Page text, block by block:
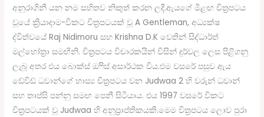
අනුරාගිනී යන නම සහිතව නිකුත් කරන ලදී.ඇයගේ මීළඟ චිත්‍රපටය
වූයේ ක්‍රියාදාම-විකට චිත්‍රපටයක් වූ A Gentleman, අධ්‍යක්ෂ
ද්විත්වයේ Raj Nidimoru සහ Krishna D.K වෙතින් සිද්ධාර්ත්
මල්හෝත්‍රා සමඟිනි. චිත්‍රපටය විචාරකයින් විසින් දුර්වල ලෙස පිළිගනු
ලැබූ අතර එය බොක්ස් ඔෆිස් අසාර්ථක විය.එම වසරේ පසුව ඇය
ඩේවිඩ් ධවාන්ගේ හාස්‍ය චිත්‍රපටය වන Judwaa 2 හි වරුන් ධවාන්
සහ තාප්සි පන්නු සමඟ පෙනී සිටියාය. එය 1997 වසරේ විකට
චිත්‍රපටයක් වූ Judwaa හි අනුප්‍රාප්තිකයකි.මෙම චිත්‍රපටය ලොව පුරා